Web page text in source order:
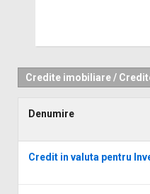
Credite imobiliare/
Denumire
Credit in valuta pentru